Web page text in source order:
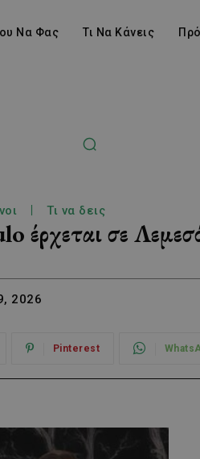
Να Φας Τι Να Κάνεις
Τι να δεις
έρχεται σε
2026
Pinterest